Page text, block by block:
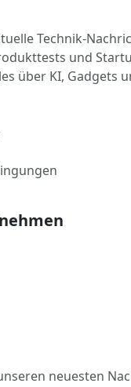
Technik-
und
über KI, Gadgets
neuesten